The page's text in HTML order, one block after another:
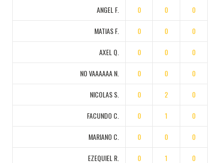
ANGEL F. 0 0 0
MATIAS F. 0 0 0
AXEL Q. 0 0 0
NO VAAAAAA N. 0 0 0
NICOLAS S. 0 2 0
FACUNDO C. 0 1 0
MARIANO C. 0 0 0
EZEQUIEL R. 0 1 0